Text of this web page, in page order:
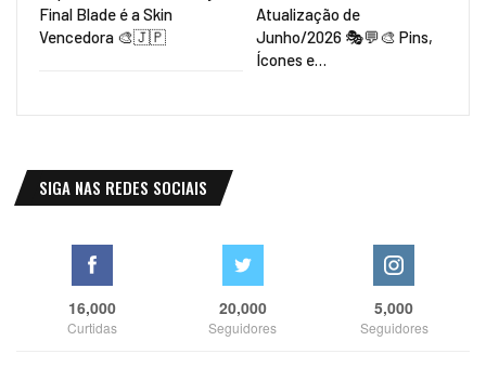
Final Blade é a Skin
Vencedora 🎨🇯🇵
Atualização de
Junho/2026 🎭💬🎨 Pins,
Ícones e…
SIGA NAS REDES SOCIAIS
16,000
Curtidas
20,000
Seguidores
5,000
Seguidores